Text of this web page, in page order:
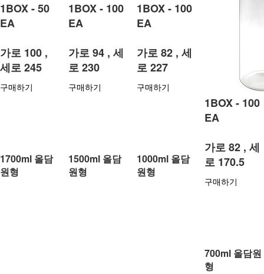
1BOX - 50
EA
가로 100 ,
세로 245
구매하기
1700ml 올담
원형
1BOX - 100
EA
가로 94 , 세
로 230
구매하기
1500ml 올담
원형
1BOX - 100
EA
가로 82 , 세
로 227
구매하기
1000ml 올담
원형
1BOX - 100
EA
가로 82 , 세
로 170.5
구매하기
700ml 올담원
형